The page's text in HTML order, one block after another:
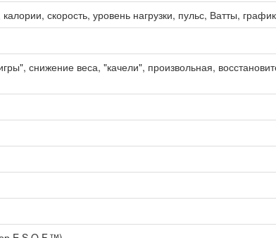
скорость, уровень нагрузки, пульс, Ватты, график
снижение веса, "качели", произвольная,